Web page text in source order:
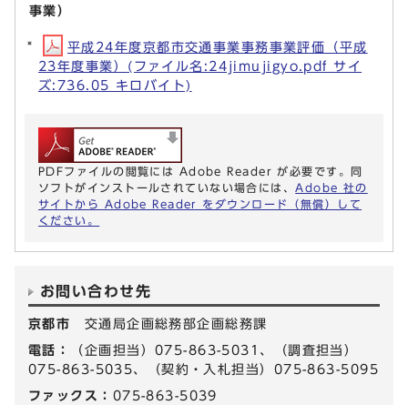
事業）
平成24年度京都市交通事業事務事業評価（平成
23年度事業）(ファイル名:24jimujigyo.pdf サイ
ズ:736.05 キロバイト)
PDFファイルの閲覧には Adobe Reader が必要です。同
ソフトがインストールされていない場合には、Adobe 社の
サイトから Adobe Reader をダウンロード（無償）して
ください。
お問い合わせ先
京都市 交通局企画総務部企画総務課
電話：
（企画担当）075-863-5031、（調査担当）
075-863-5035、（契約・入札担当）075-863-5095
ファックス： 075-863-5039